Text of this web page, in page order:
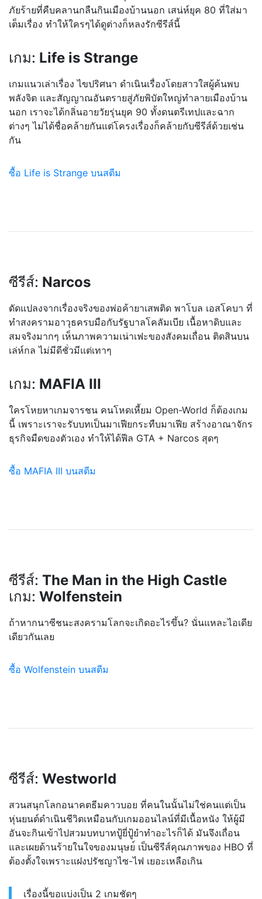
ภัยร้ายที่คืบคลานกลืนกินเมืองบ้านนอก เสน่ห์ยุค 80 ที่ใส่มา
เต็มเรื่อง ทำให้ใครๆได้ดูต่างก็หลงรักซีรีส์นี้
เกม: Life is Strange
เกมแนวเล่าเรื่อง ไขปริศนา ดำเนินเรื่องโดยสาวใสผู้ค้นพบ
พลังจิต และสัญญาณอันตรายสู่ภัยพิบัตใหญ่ทำลายเมืองบ้าน
นอก เราจะได้กลิ่นอายวัยรุ่นยุค 90 ทั้งดนตรีเทปและฉาก
ต่างๆ ไม่ได้ชื่อคล้ายกันแต่โครงเรื่องก็คล้ายกับซีรีส์ด้วยเช่น
กัน
ซื้อ Life is Strange บนสตีม
ซีรีส์: Narcos
ดัดแปลงจากเรื่องจริงของพ่อค้ายาเสพติด พาโบล เอสโคบา ที่
ทำสงครามอาวุธครบมือกับรัฐบาลโคลัมเบีย เนื้อหาดิบและ
สมจริงมากๆ เห็นภาพความเน่าเฟะของสังคมเถื่อน ติดสินบน
เล่ห์กล ไม่มีดีชั่วมีแต่เทาๆ
เกม: MAFIA III
ใครโหยหาเกมจารชน คนโหดเหี้ยม Open-World ก็ต้องเกม
นี้ เพราะเราจะรับบทเป็นมาเฟียกระทืบมาเฟีย สร้างอาณาจักร
ธุรกิจมืดของตัวเอง ทำให้ได้ฟีล GTA + Narcos สุดๆ
ซื้อ MAFIA III บนสตีม
ซีรีส์: The Man in the High Castle
เกม: Wolfenstein
ถ้าหากนาซีชนะสงครามโลกจะเกิดอะไรขึ้น? นั่นแหละไอเดีย
เดียวกันเลย
ซื้อ Wolfenstein บนสตีม
ซีรีส์: Westworld
สวนสนุกโลกอนาคตธีมคาวบอย ที่คนในนั้นไม่ใช่คนแต่เป็น
หุ่นยนต์ดำเนินชีวิตเหมือนกับเกมออนไลน์ที่มีเนื้อหนัง ให้ผู้มี
อันจะกินเข้าไปสวมบทบาทปู้ยี่ปู้ยำทำอะไรก็ได้ มันจึงเถื่อน
และเผยด้านร้ายในใจของมนุษย ์ เป็นซีรีส์คุณภาพของ HBO ที่
ต้องตั้งใจเพราะแฝงปรัชญาไซ-ไฟ เยอะเหลือเกิน
เรื่องนี้ขอแบ่งเป็น 2 เกมชัดๆ